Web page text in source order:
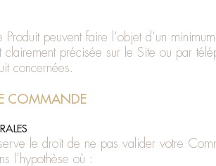
Produit peuvent faire l'objet d'un
clairement précisée sur le Site ou par
concernées.
COMMANDE
le droit de ne pas valider votre
l’hypothèse où :